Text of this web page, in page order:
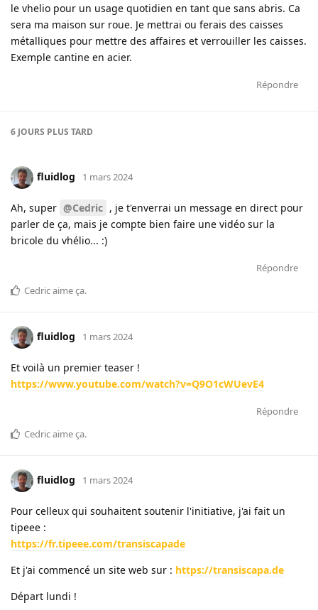
le vhelio pour un usage quotidien en tant que sans abris. Ca
sera ma maison sur roue. Je mettrai ou ferais des caisses
métalliques pour mettre des affaires et verrouiller les caisses.
Exemple cantine en acier.
Répondre
6 JOURS PLUS TARD
fluidlog 1 mars 2024
Ah, super @Cedric , je t'enverrai un message en direct pour
parler de ça, mais je compte bien faire une vidéo sur la
bricole du vhélio... :)
Répondre
Cedricaime ça.
fluidlog 1 mars 2024
Et voilà un premier teaser !
https://www.youtube.com/watch?v=Q9O1cWUevE4
Répondre
Cedricaime ça.
fluidlog 1 mars 2024
Pour celleux qui souhaitent soutenir l'initiative, j'ai fait un
tipeee :
https://fr.tipeee.com/transiscapade
Et j'ai commencé un site web sur : https://transiscapa.de
Départ lundi !